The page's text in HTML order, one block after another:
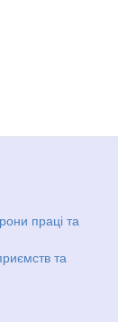
праці та
та